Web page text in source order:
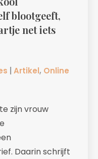
blootgeeft,
net iets
| Artikel, Online
zijn vrouw
Daarin schrijft